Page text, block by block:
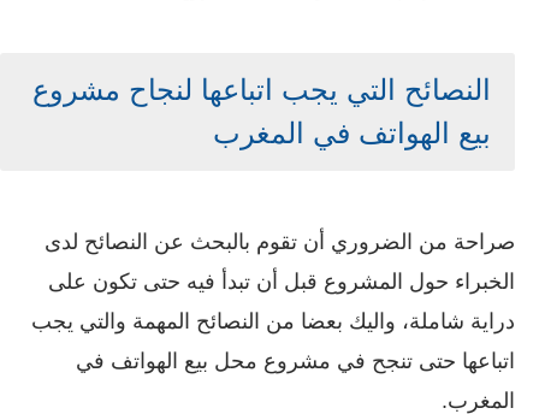
النصائح التي يجب اتباعها لنجاح مشروع
بيع الهواتف في المغرب
صراحة من الضروري أن تقوم بالبحث عن النصائح لدى
الخبراء حول المشروع قبل أن تبدأ فيه حتى تكون على
دراية شاملة، واليك بعضا من النصائح المهمة والتي يجب
اتباعها حتى تنجح في مشروع محل بيع الهواتف في
المغرب.